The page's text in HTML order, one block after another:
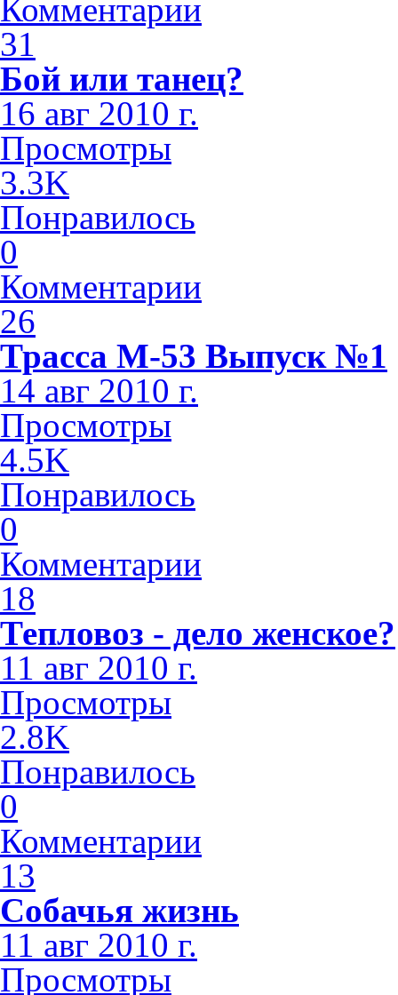
Комментарии
31
Бой или танец?
16 авг 2010 г.
Просмотры
3.3K
Понравилось
0
Комментарии
26
Трасса М-53 Выпуск №1
14 авг 2010 г.
Просмотры
4.5K
Понравилось
0
Комментарии
18
Тепловоз - дело женское?
11 авг 2010 г.
Просмотры
2.8K
Понравилось
0
Комментарии
13
Собачья жизнь
11 авг 2010 г.
Просмотры